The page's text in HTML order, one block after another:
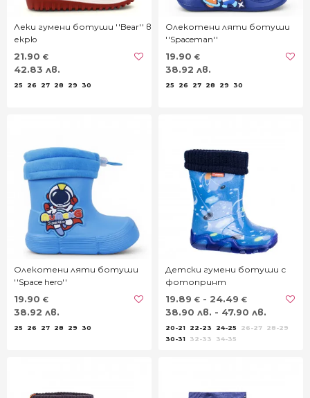
Леки гумени ботуши ''Bear'' в
екрю
21.90 €
42.83 лв.
25 26 27 28 29 30
Олекотени ляти ботуши
''Spaceman''
19.90 €
38.92 лв.
25 26 27 28 29 30
Олекотени ляти ботуши
''Space hero''
19.90 €
38.92 лв.
25 26 27 28 29 30
Детски гумени ботуши с
фотопринт
19.89 € - 24.49 €
38.90 лв. - 47.90 лв.
20-21 22-23 24-25 26-27
28-29
30-31
32-33 34-35